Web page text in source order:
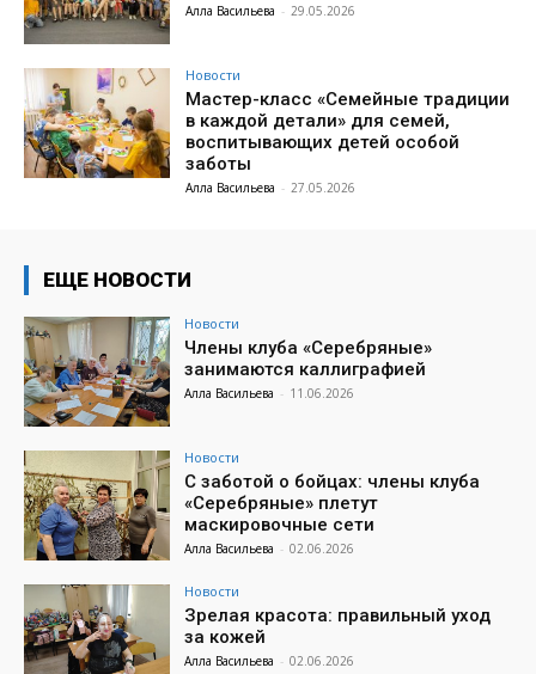
Алла Васильева - 29.05.2026
Новости
Мастер-класс «Семейные традиции
в каждой детали» для семей,
воспитывающих детей особой
заботы
Алла Васильева - 27.05.2026
ЕЩЕ НОВОСТИ
Новости
Члены клуба «Серебряные»
занимаются каллиграфией
Алла Васильева - 11.06.2026
Новости
С заботой о бойцах: члены клуба
«Серебряные» плетут
маскировочные сети
Алла Васильева - 02.06.2026
Новости
Зрелая красота: правильный уход
за кожей
Алла Васильева - 02.06.2026